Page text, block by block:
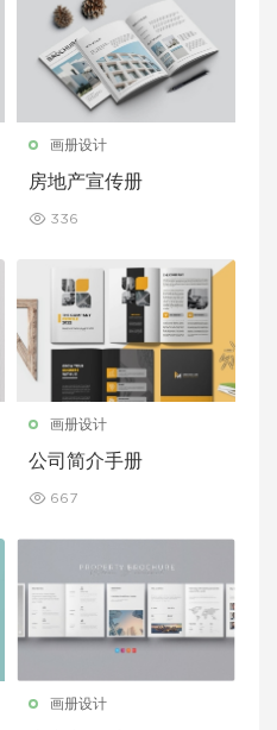
画册设计
房地产宣传册
336
画册设计
公司简介手册
667
画册设计